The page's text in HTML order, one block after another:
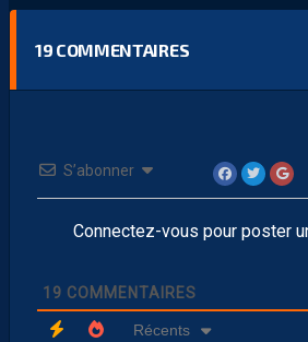
19 COMMENTAIRES
S’abonner
Connectez-vous pour poster
19 COMMENTAIRES
Récents